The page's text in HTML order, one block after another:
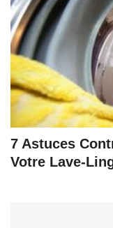
7 Astuces
Votre Lave-